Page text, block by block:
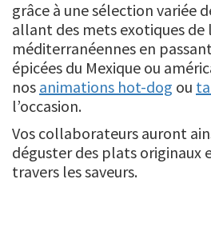
grâce à une sélection variée
allant des mets exotiques de
méditerranéennes en
épicées du Mexique ou
nos animations hot-dog ou
l’occasion.
Vos collaborateurs auront
déguster des plats originaux
travers les saveurs.